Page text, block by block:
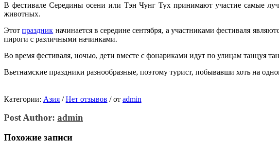
В фестивале Середины осени или Тэн Чунг Тух принимают участие самые
животных.
Этотпраздник начинается в середине сентября, а участниками фестиваля
пироги с различными начинками.
Во время фестиваля, ночью, дети вместе с фонариками идут по улицам танцуя
Вьетнамские праздники разнообразные, поэтому турист, побывавши хоть на
Категории: Азия / Нет отзывов /от admin
Post Author: admin
Похожие записи